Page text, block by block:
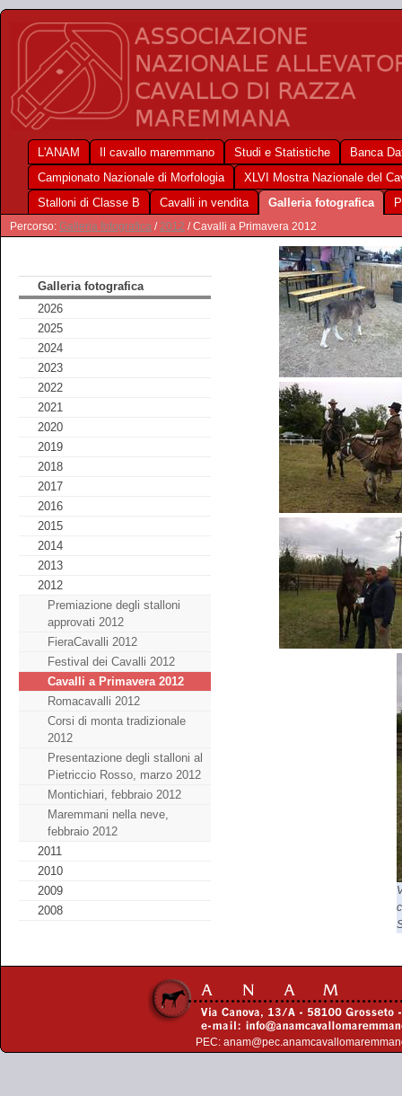
L'ANAM Il cavallo maremmano Studi e Statistiche
Banca
Campionato Nazionale di Morfologia
XLVI Mostra Nazionale del
Stalloni di Classe B
Cavalli in vendita Galleria fotografica
Percorso: Galleria fotografica /2012 / Cavalli a Primavera 2012
Galleria fotografica
2026
2025
2024
2023
2022
2021
2020
2019
2018
2017
2016
2015
2014
2013
2012
Premiazione degli stalloni
approvati 2012
FieraCavalli 2012
Festival dei Cavalli 2012
Cavalli a Primavera 2012
Romacavalli 2012
Corsi di monta tradizionale
2012
Presentazione degli stalloni al
Pietriccio Rosso, marzo 2012
Montichiari, febbraio 2012
Maremmani nella neve,
febbraio 2012
2011
2010
2009
2008
PEC: